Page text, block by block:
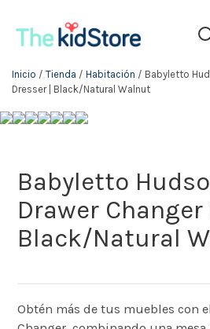
Inicio / Tienda / Habitación / Babyletto
Dresser | Black/Natural Walnut
Babyletto
Drawer Changer
Black/Natural
Obtén más de tus muebles con